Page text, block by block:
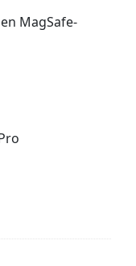
MagSafe-